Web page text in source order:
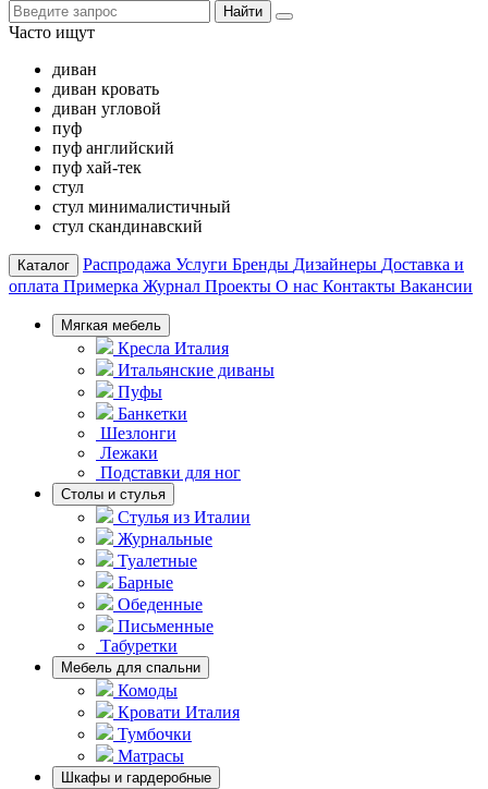
Найти
Часто ищут
диван
диван кровать
диван угловой
пуф
пуф английский
пуф хай-тек
стул
стул минималистичный
стул скандинавский
Каталог Распродажа Услуги Бренды Дизайнеры Доставка и
оплата Примерка Журнал Проекты О нас Контакты Вакансии
Мягкая мебель
Кресла Италия
Итальянские диваны
Пуфы
Банкетки
Шезлонги
Лежаки
Подставки для ног
Столы и стулья
Стулья из Италии
Журнальные
Туалетные
Барные
Обеденные
Письменные
Табуретки
Мебель для спальни
Комоды
Кровати Италия
Тумбочки
Матрасы
Шкафы и гардеробные